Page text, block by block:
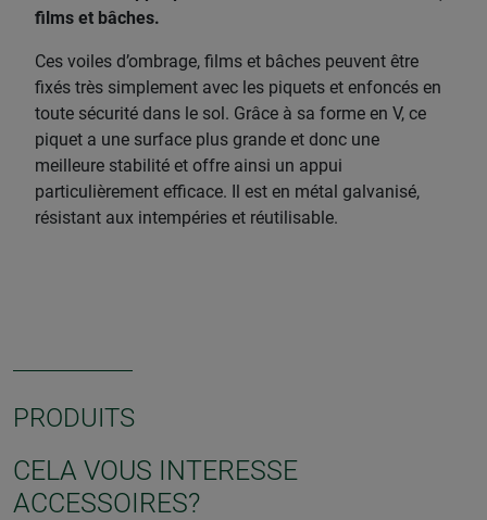
films et bâches.
Ces voiles d’ombrage, films et bâches peuvent être
fixés très simplement avec les piquets et enfoncés en
toute sécurité dans le sol. Grâce à sa forme en V, ce
piquet a une surface plus grande et donc une
meilleure stabilité et offre ainsi un appui
particulièrement efficace. Il est en métal galvanisé,
résistant aux intempéries et réutilisable.
PRODUITS
CELA VOUS INTERESSE
ACCESSOIRES?